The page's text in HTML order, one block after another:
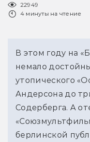
22949
4 минуты на чтение
В этом году на
немало
утопического
Андерсона до
Содерберга. А
берлинской